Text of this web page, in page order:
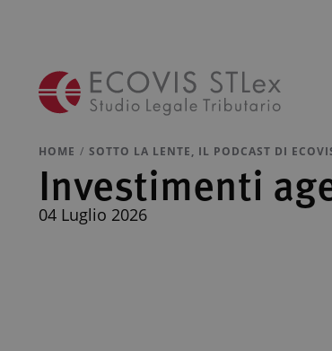
HOME SOTTO LA LENTE, IL PODCAST DI
Investimenti
04 Luglio 2026